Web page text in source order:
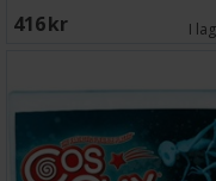
416 SEK I